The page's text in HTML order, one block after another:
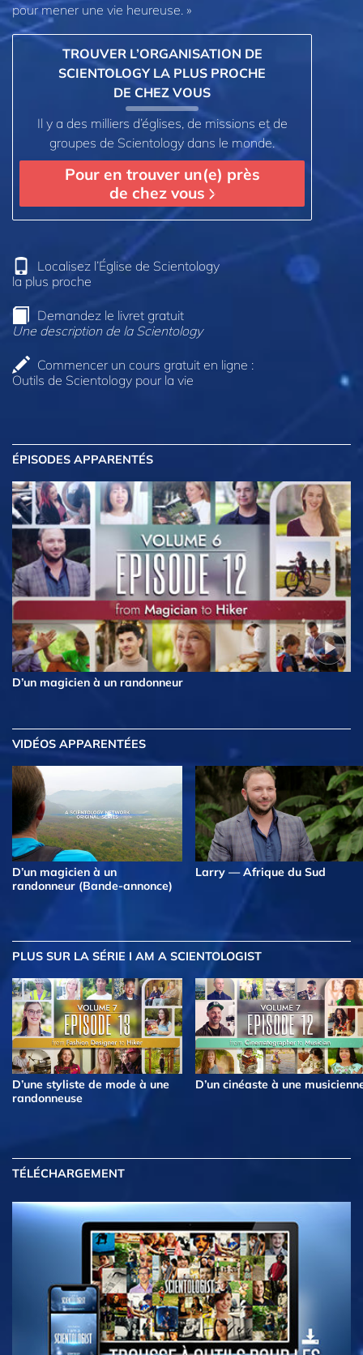
pour mener une vie heureuse. »
TROUVER L’ORGANISATION DE
SCIENTOLOGY LA PLUS PROCHE
DE CHEZ VOUS
Il y a des milliers d’églises, de missions et de
groupes de Scientology dans le monde.
Pour en trouver un(e) près
de chez vous
Localisez l’Église de Scientology
la plus proche
Demandez le livret gratuit
Une description de la Scientology
Commencer un cours gratuit en ligne :
Outils de Scientology pour la vie
ÉPISODES APPARENTÉS
D’un magicien à un randonneur
VIDÉOS APPARENTÉES
D’un magicien à un
randonneur (Bande-annonce)
Larry — Afrique du Sud
PLUS SUR LA SÉRIE I AM A SCIENTOLOGIST
D’une styliste de mode à une
randonneuse
D’un cinéaste à une
TÉLÉCHARGEMENT